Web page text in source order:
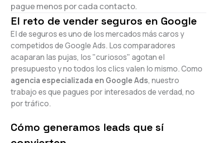
pague menos por cada contacto.
El reto de vender seguros en Google
El de seguros es uno de los mercados más caros y
competidos de Google Ads. Los comparadores
acaparan las pujas, los "curiosos" agotan el
presupuesto y no todos los clics valen lo mismo. Como
agencia especializada en Google Ads, nuestro
trabajo es que pagues por interesados de verdad, no
por tráfico.
Cómo generamos leads que sí